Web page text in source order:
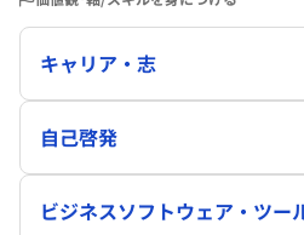
キャリア・志
自己啓発
ビジネスソフトウェア・ツー